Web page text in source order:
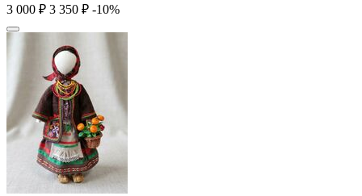
3 000 ₽ 3 350 ₽ -10%